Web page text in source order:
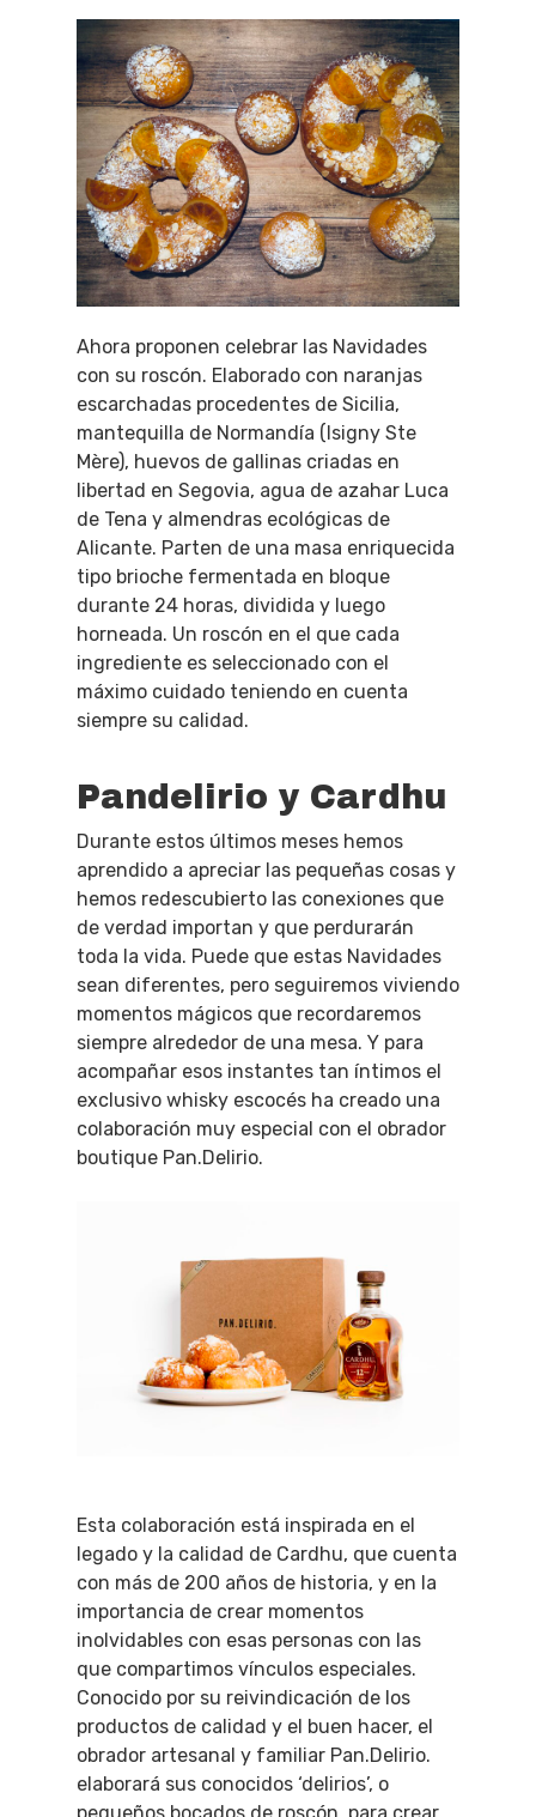
Ahora proponen celebrar las Navidades
con su roscón. Elaborado con naranjas
escarchadas procedentes de Sicilia,
mantequilla de Normandía (Isigny Ste
Mère), huevos de gallinas criadas en
libertad en Segovia, agua de azahar Luca
de Tena y almendras ecológicas de
Alicante. Parten de una masa enriquecida
tipo brioche fermentada en bloque
durante 24 horas, dividida y luego
horneada. Un roscón en el que cada
ingrediente es seleccionado con el
máximo cuidado teniendo en cuenta
siempre su calidad.
Pandelirio y Cardhu
Durante estos últimos meses hemos
aprendido a apreciar las pequeñas cosas y
hemos redescubierto las conexiones que
de verdad importan y que perdurarán
toda la vida. Puede que estas Navidades
sean diferentes, pero seguiremos viviendo
momentos mágicos que recordaremos
siempre alrededor de una mesa. Y para
acompañar esos instantes tan íntimos el
exclusivo whisky escocés ha creado una
colaboración muy especial con el obrador
boutique Pan.Delirio.
Esta colaboración está inspirada en el
legado y la calidad de Cardhu, que cuenta
con más de 200 años de historia, y en la
importancia de crear momentos
inolvidables con esas personas con las
que compartimos vínculos especiales.
Conocido por su reivindicación de los
productos de calidad y el buen hacer, el
obrador artesanal y familiar Pan.Delirio.
elaborará sus conocidos ‘delirios’, o